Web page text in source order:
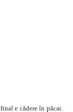
e cădere în păcat.